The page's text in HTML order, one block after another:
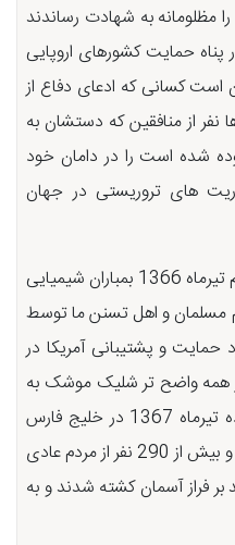
مظلومانه به شهادت رساندند
حمایت کشورهای اروپایی
کسانی که ادعای دفاع از
از منافقین که دستشان به
شده است را در دامان خود
های تروریستی در جهان
از جمله جنایات مهم آمریکا در هفتم تیرماه 1366 بمباران شیمیایی
و اهل تسنن ما توسط
و پشتیبانی آمریکا در
واضح تر شلیک موشک به
هواپیمای مسافربری ایران در دوازده تیرماه 1367 در خلیج فارس
بود که توسط ناو آمریکایی زده شد و بیش از 290 نفر از مردم عادی
بر فراز آسمان کشته شدند و به